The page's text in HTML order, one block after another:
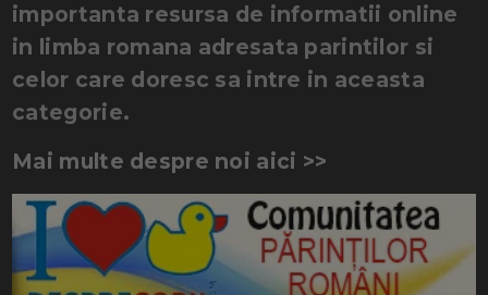
importanta resursa de informatii online
in limba romana adresata parintilor si
celor care doresc sa intre in aceasta
categorie.
Mai multe despre noi aici >>